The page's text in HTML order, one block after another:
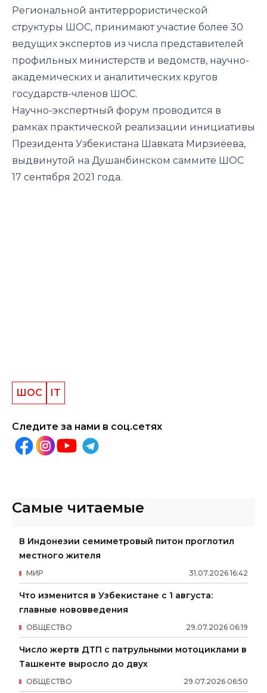
Региональной антитеррористической
структуры ШОС, принимают участие более 30
ведущих экспертов из числа представителей
профильных министерств и ведомств, научно-
академических и аналитических кругов
государств-членов ШОС.
Научно-экспертный форум проводится в
рамках практической реализации инициативы
Президента Узбекистана Шавката Мирзиёева,
выдвинутой на Душанбинском саммите ШОС
17 сентября 2021 года.
ШОС IT
Следите за нами в соц.сетях
Самые читаемые
В Индонезии семиметровый питон проглотил
местного жителя
31.07.2026 16:42
МИР
Что изменится в Узбекистане с 1 августа:
главные нововведения
29.07.2026 06:19
ОБЩЕСТВО
Число жертв ДТП с патрульными мотоциклами в
Ташкенте выросло до двух
29.07.2026 06:50
ОБЩЕСТВО